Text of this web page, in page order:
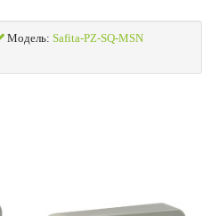
Модель: Safita-PZ-SQ-MSN